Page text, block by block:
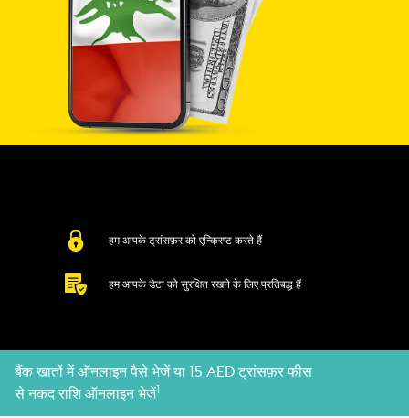
हम आपके ट्रांसफ़र को एन्क्रिप्ट करते हैं
हम आपके डेटा को सुरक्षित रखने के लिए प्रतिबद्ध हैं
बैंक खातों में ऑनलाइन पैसे भेजें या 15 AED ट्रांसफ़र फीस
से नकद राशि ऑनलाइन भेजें1